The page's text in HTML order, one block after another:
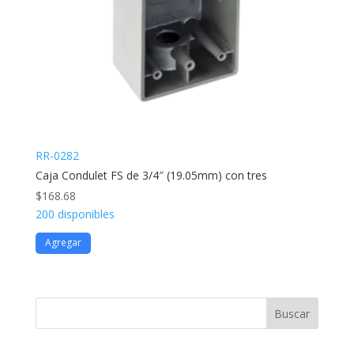
RR-0282
Caja Condulet FS de 3/4″ (19.05mm) con tres
$168.68
200 disponibles
Agregar
Buscar